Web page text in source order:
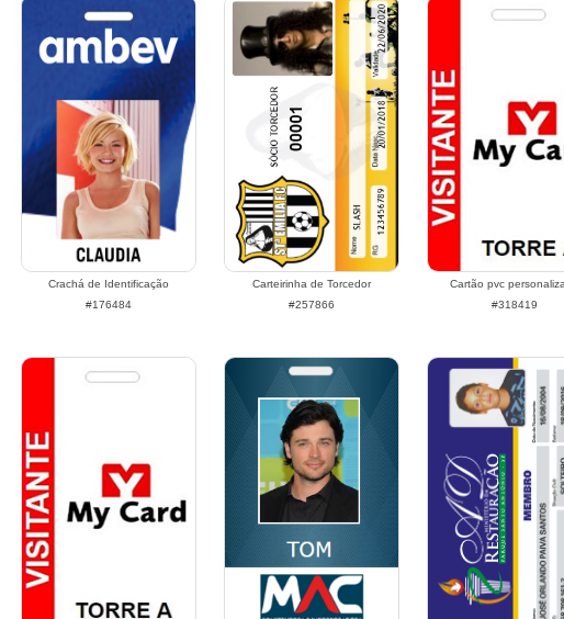
Crachá de Identificação
#176484
Carteirinha de Torcedor
#257866
Cartão pvc
#318419